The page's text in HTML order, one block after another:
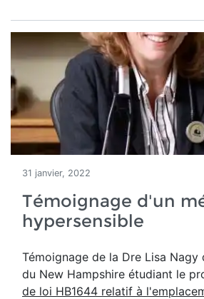
31 janvier, 2022
Témoignage d'un
hypersensible
Témoignage de la Dre Lisa
du New Hampshire étudiant le
de loi HB1644 relatif à